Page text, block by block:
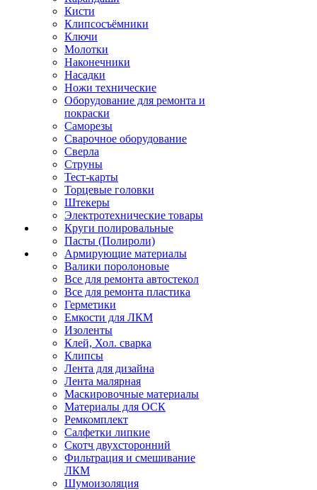
Кисти
Клипсосъёмники
Ключи
Молотки
Наконечники
Насадки
Ножи технические
Оборудование для ремонта и
покраски
Саморезы
Сварочное оборудование
Сверла
Струны
Тест-карты
Торцевые головки
Штекеры
Электротехнические товары
Круги полировальные
Пасты (Полироли)
Армирующие материалы
Валики поролоновые
Все для ремонта автостекол
Все для ремонта пластика
Герметики
Емкости для ЛКМ
Изоленты
Клей, Хол. сварка
Клипсы
Лента для дизайна
Лента малярная
Маскировочные материалы
Материалы для ОСК
Ремкомплект
Салфетки липкие
Скотч двухсторонний
Фильтрация и смешивание
ЛКМ
Шумоизоляция